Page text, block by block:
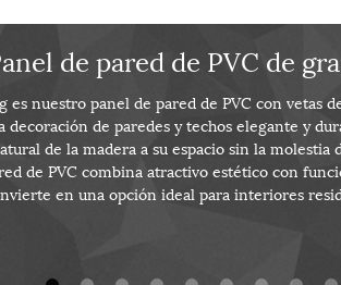
de pared de PVC de
Panel de pared de techo
decoración de
es nuestro panel de pared de PVC con vetas
decoración de paredes y techos elegante y
de la madera a su espacio sin la
de PVC combina atractivo estético con
en una opción ideal para interiores